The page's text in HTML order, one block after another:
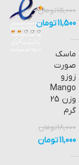
15,000تومان
11,500تومان
ماسک
صورت
زوزو
Mango
وزن 25
گرم
18,000تومان
11,000تومان